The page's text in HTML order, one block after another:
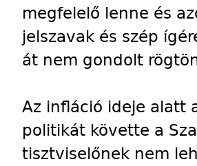
megfelelő lenne és
jelszavak és szép
át nem gondolt
Az infláció ideje alatt
politikát követte a
tisztviselőnek nem